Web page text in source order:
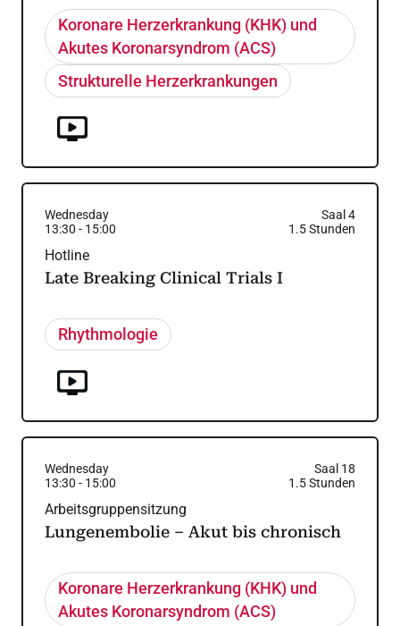
Koronare Herzerkrankung (KHK) und
Akutes Koronarsyndrom (ACS)
Strukturelle Herzerkrankungen
Wednesday
Saal 4
13:30 - 15:00 1.5Stunden
Hotline
Late Breaking Clinical Trials I
Rhythmologie
Wednesday
Saal 18
13:30 - 15:00 1.5Stunden
Arbeitsgruppensitzung
Lungenembolie – Akut bis chronisch
Koronare Herzerkrankung (KHK) und
Akutes Koronarsyndrom (ACS)